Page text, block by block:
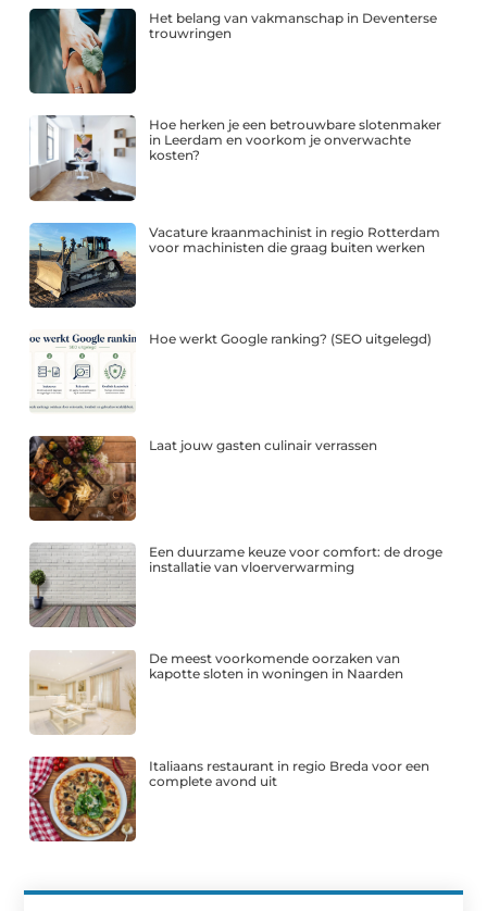
Het belang van vakmanschap in Deventerse
trouwringen
Hoe herken je een betrouwbare slotenmaker
in Leerdam en voorkom je onverwachte
kosten?
Vacature kraanmachinist in regio Rotterdam
voor machinisten die graag buiten werken
Hoe werkt Google ranking? (SEO uitgelegd)
Laat jouw gasten culinair verrassen
Een duurzame keuze voor comfort: de droge
installatie van vloerverwarming
De meest voorkomende oorzaken van
kapotte sloten in woningen in Naarden
Italiaans restaurant in regio Breda voor een
complete avond uit